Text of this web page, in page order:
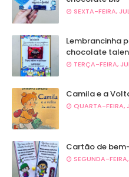
SEXTA-FEIRA,
Lembrancinha
chocolate
TERÇA-FEIRA,
Camila e a
QUARTA-FEIRA,
Cartão de
SEGUNDA-